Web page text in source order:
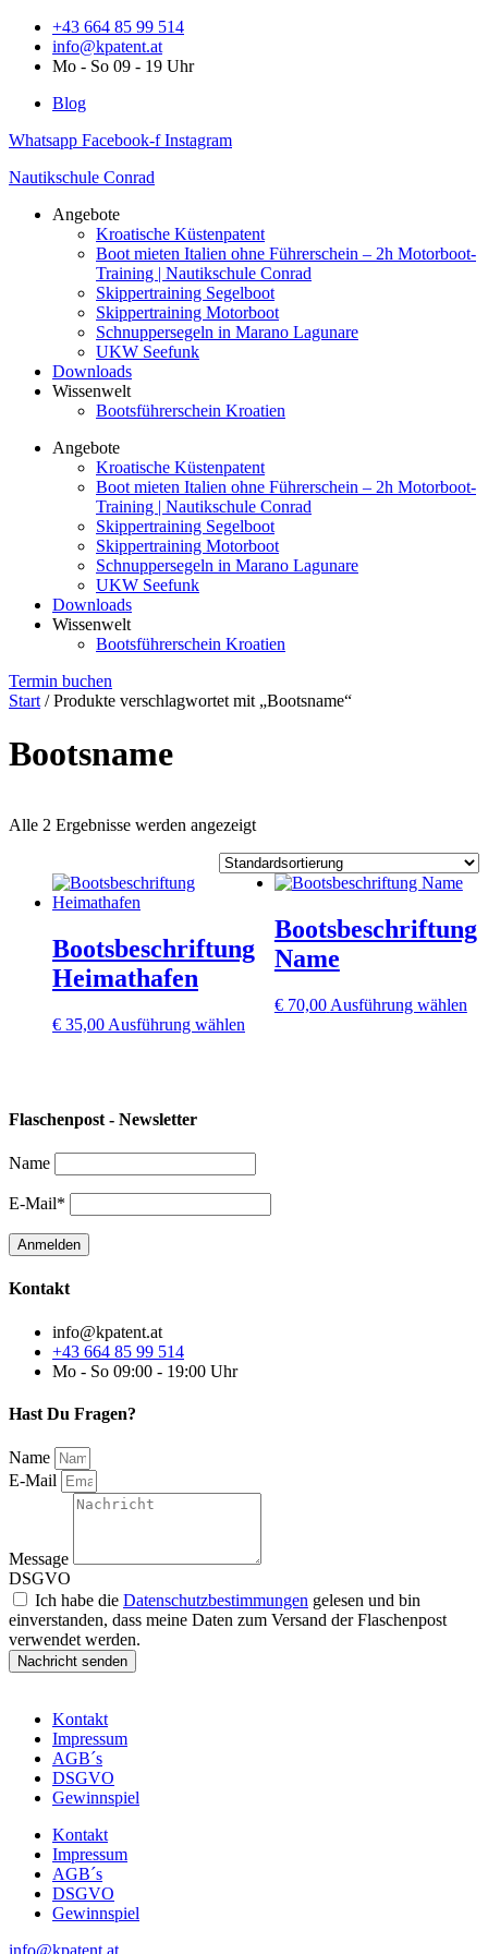
Zum
Inhalt
springen
+43 664 85 99 514
info@kpatent.at
Mo - So 09 - 19 Uhr
Blog
Whatsapp Facebook-f Instagram
Nautikschule Conrad
Angebote
Kroatische Küstenpatent
Boot mieten Italien ohne Führerschein – 2h Motorboot-
Training | Nautikschule Conrad
Skippertraining Segelboot
Skippertraining Motorboot
Schnuppersegeln in Marano Lagunare
UKW Seefunk
Downloads
Wissenwelt
Bootsführerschein Kroatien
Angebote
Kroatische Küstenpatent
Boot mieten Italien ohne Führerschein – 2h Motorboot-
Training | Nautikschule Conrad
Skippertraining Segelboot
Skippertraining Motorboot
Schnuppersegeln in Marano Lagunare
UKW Seefunk
Downloads
Wissenwelt
Bootsführerschein Kroatien
Termin buchen
Start / Produkte verschlagwortet mit „Bootsname“
Bootsname
Alle 2 Ergebnisse werden angezeigt
Bootsbeschriftung
Heimathafen
€ 35,00 Ausführung wählen
können
auf
der
Bootsbeschriftung
Name
€70,00 Ausführung wählen
Flaschenpost - Newsletter
Name
E-Mail*
Kontakt
info@kpatent.at
+43 664 85 99 514
Mo - So 09:00 - 19:00 Uhr
Hast Du Fragen?
Name
E-Mail
Message
DSGVO
Ich habe die Datenschutzbestimmungen gelesen und bin
einverstanden, dass meine Daten zum Versand der Flaschenpost
verwendet werden.
Nachricht senden
Kontakt
Impressum
AGB´s
DSGVO
Gewinnspiel
Kontakt
Impressum
AGB´s
DSGVO
Gewinnspiel